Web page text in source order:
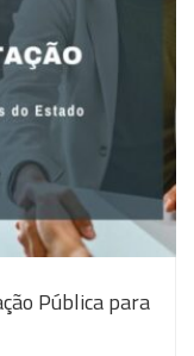
Pública para